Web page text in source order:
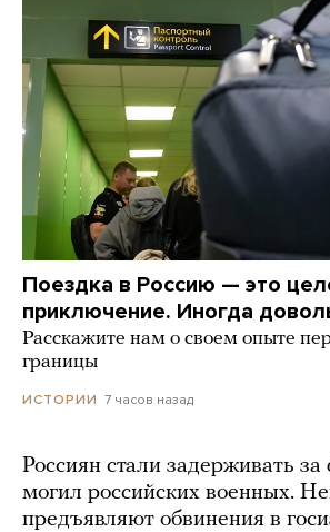
Поездка в Россию — это
приключение. Иногда
Расскажите нам о своем опыте
границы
ИСТОРИИ 7 часов назад
Россиян стали задерживать
могил российских военных.
предъявляют обвинения в